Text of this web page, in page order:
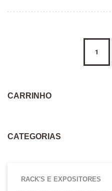
1
CARRINHO
CATEGORIAS
RACK'S E EXPOSITORES